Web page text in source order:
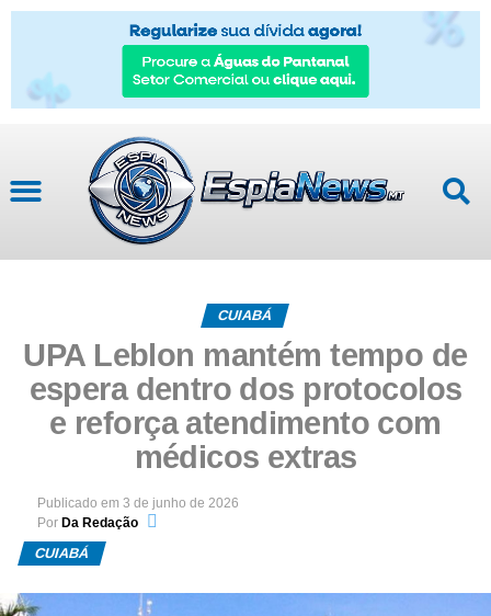
CUIABÁ
UPA Leblon mantém tempo de
espera dentro dos protocolos
e reforça atendimento com
médicos extras
Publicado em 3 de junho de 2026
Por Da Redação
CUIABÁ